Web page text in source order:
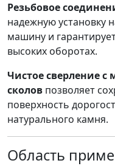
Резьбовое
надежную установку
машину и
высоких оборотах.
Чистое сверление
сколов позволяет
поверхность
натурального камня.
Область